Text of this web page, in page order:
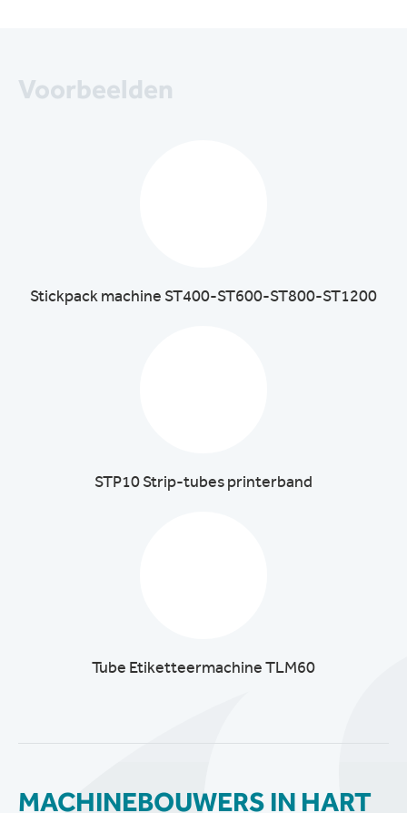
Voorbeelden
Stickpack machine ST400-ST600-ST800-ST1200
STP10 Strip-tubes printerband
Tube Etiketteermachine TLM60
MACHINEBOUWERS IN HART